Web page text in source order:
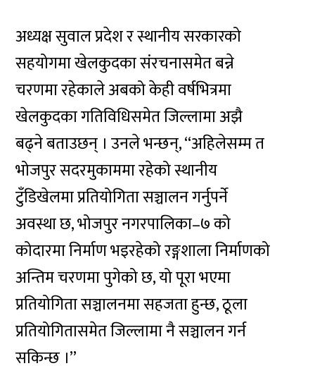
अध्यक्ष सुवाल प्रदेश र स्थानीय सरकारको
सहयोगमा खेलकुदका संरचनासमेत बन्ने
चरणमा रहेकाले अबको केही वर्षभित्रमा
खेलकुदका गतिविधिसमेत जिल्लामा अझै
बढ्ने बताउछन् । उनले भन्छन्, “अहिलेसम्म त
भोजपुर सदरमुकाममा रहेको स्थानीय
टुँडिखेलमा प्रतियोगिता सञ्चालन गर्नुपर्ने
अवस्था छ, भोजपुर नगरपालिका–७ को
कोदारमा निर्माण भइरहेको रङ्गशाला निर्माणको
अन्तिम चरणमा पुगेको छ, यो पूरा भएमा
प्रतियोगिता सञ्चालनमा सहजता हुन्छ, ठूला
प्रतियोगितासमेत जिल्लामा नै सञ्चालन गर्न
सकिन्छ ।”